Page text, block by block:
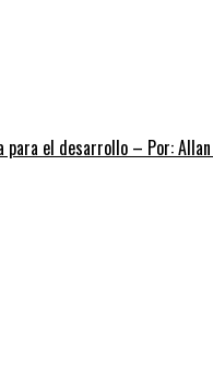
para el desarrollo – Por: